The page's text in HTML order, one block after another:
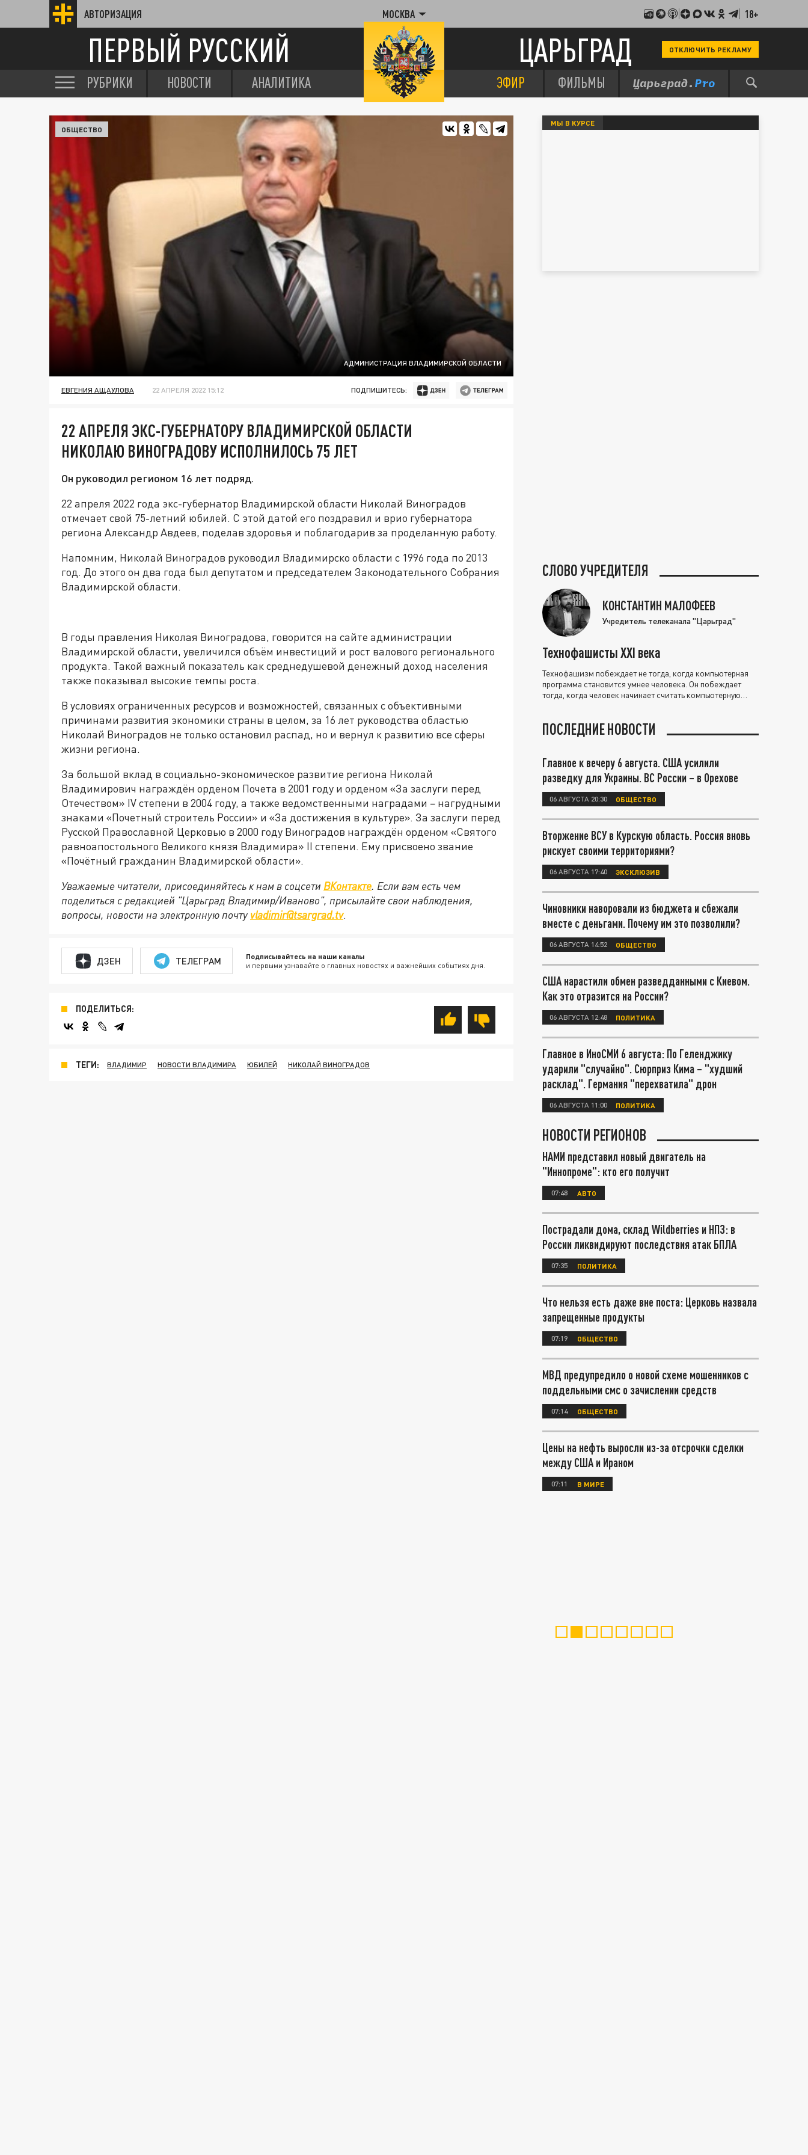
АВТОРИЗАЦИЯ МОСКВА 18+
ПЕРВЫЙ РУССКИЙ ЦАРЬГРАД ОТКЛЮЧИТЬ РЕКЛАМУ
РУБРИКИ НОВОСТИ АНАЛИТИКА ЭФИР ФИЛЬМЫ
АДМИНИСТРАЦИЯ ВЛАДИМИРСКОЙ ОБЛАСТИ
ОБЩЕСТВО
ЕВГЕНИЯ АЩАУЛОВА 22 АПРЕЛЯ 2022 15:12 ПОДПИШИТЕСЬ:
22 АПРЕЛЯ ЭКС-ГУБЕРНАТОРУ ВЛАДИМИРСКОЙ ОБЛАСТИ
НИКОЛАЮ ВИНОГРАДОВУ ИСПОЛНИЛОСЬ 75 ЛЕТ
Он руководил регионом 16 лет подряд.
22 апреля 2022 года экс-губернатор Владимирской области Николай Виноградов
отмечает свой 75-летний юбилей. С этой датой его поздравил и врио губернатора
региона Александр Авдеев, поделав здоровья и поблагодарив за проделанную работу.
Напомним, Николай Виноградов руководил Владимирско области с 1996 года по 2013
год. До этого он два года был депутатом и председателем Законодательного Собрания
Владимирской области.
В годы правления Николая Виноградова, говорится на сайте администрации
Владимирской области, увеличился объём инвестиций и рост валового регионального
продукта. Такой важный показатель как среднедушевой денежный доход населения
также показывал высокие темпы роста.
В условиях ограниченных ресурсов и возможностей, связанных с объективными
причинами развития экономики страны в целом, за 16 лет руководства областью
Николай Виноградов не только остановил распад, но и вернул к развитию все сферы
жизни региона.
За большой вклад в социально-экономическое развитие региона Николай
Владимирович награждён орденом Почета в 2001 году и орденом «За заслуги перед
Отечеством» IV степени в 2004 году, а также ведомственными наградами − нагрудными
знаками «Почетный строитель России» и «За достижения в культуре». За заслуги перед
Русской Православной Церковью в 2000 году Виноградов награждён орденом «Святого
равноапостольного Великого князя Владимира» II степени. Ему присвоено звание
«Почётный гражданин Владимирской области».
Уважаемые читатели, присоединяйтесь к нам в соцсети ВКонтакте. Если вам есть чем
поделиться с редакцией "Царьград Владимир/Иваново", присылайте свои наблюдения,
вопросы, новости на электронную почту vladimir@tsargrad.tv.
ДЗЕН ТЕЛЕГРАМ Подписывайтесь на наши каналы
и первыми узнавайте о главных новостях и важнейших событиях дня.
ПОДЕЛИТЬСЯ:
ТЕГИ: ВЛАДИМИР НОВОСТИ ВЛАДИМИРА ЮБИЛЕЙ НИКОЛАЙ ВИНОГРАДОВ
МЫ В КУРСЕ
СЛОВО УЧРЕДИТЕЛЯ
КОНСТАНТИН МАЛОФЕЕВ
Учредитель телеканала "Царьград"
Технофашисты XXI века
Технофашизм побеждает не тогда, когда компьютерная
программа становится умнее человека. Он побеждает
тогда, когда человек начинает считать компьютерную
ПОСЛЕДНИЕ НОВОСТИ
Главное к вечеру 6 августа. США усилили
разведку для Украины. ВС России – в Орехове
06 АВГУСТА 20:30 ОБЩЕСТВО
Вторжение ВСУ в Курскую область. Россия вновь
рискует своими территориями?
06 АВГУСТА 17:40 ЭКСКЛЮЗИВ
Чиновники наворовали из бюджета и сбежали
вместе с деньгами. Почему им это позволили?
06 АВГУСТА 14:52 ОБЩЕСТВО
США нарастили обмен разведданными с Киевом.
Как это отразится на России?
06 АВГУСТА 12:48 ПОЛИТИКА
Главное в ИноСМИ 6 августа: По Геленджику
ударили "случайно". Сюрприз Кима – "худший
расклад". Германия "перехватила" дрон
06 АВГУСТА 11:00 ПОЛИТИКА
НОВОСТИ РЕГИОНОВ
НАМИ представил новый двигатель на
"Иннопроме": кто его получит
07:48 АВТО
Пострадали дома, склад Wildberries и НПЗ: в
России ликвидируют последствия атак БПЛА
07:35 ПОЛИТИКА
Что нельзя есть даже вне поста: Церковь назвала
запрещенные продукты
07:19 ОБЩЕСТВО
МВД предупредило о новой схеме мошенников с
поддельными смс о зачислении средств
07:14 ОБЩЕСТВО
Цены на нефть выросли из-за отсрочки сделки
между США и Ираном
07:11 В МИРЕ